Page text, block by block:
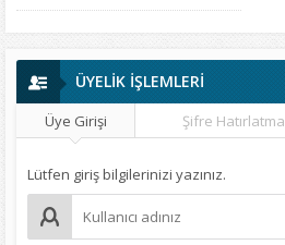
ÜYELİK İŞLEMLERİ
Üye Girişi Şifre Hatırlatma
Lütfen giriş bilgilerinizi yazınız.